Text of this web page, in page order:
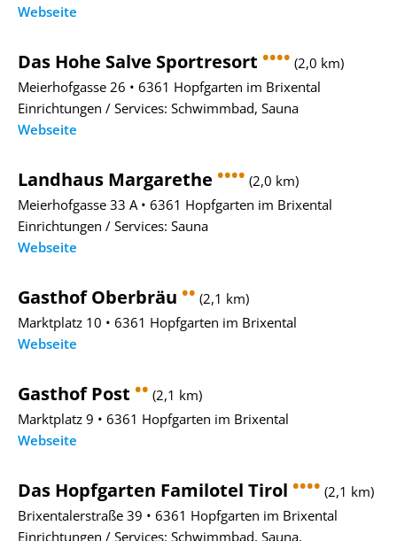
Webseite
Das Hohe Salve Sportresort •••• (2,0 km)
Meierhofgasse 26 • 6361 Hopfgarten im Brixental
Einrichtungen / Services: Schwimmbad, Sauna
Webseite
Landhaus Margarethe •••• (2,0 km)
Meierhofgasse 33 A • 6361 Hopfgarten im Brixental
Einrichtungen / Services: Sauna
Webseite
Gasthof Oberbräu •• (2,1 km)
Marktplatz 10 • 6361 Hopfgarten im Brixental
Webseite
Gasthof Post •• (2,1 km)
Marktplatz 9 • 6361 Hopfgarten im Brixental
Webseite
Das Hopfgarten Familotel Tirol •••• (2,1 km)
Brixentalerstraße 39 • 6361 Hopfgarten im Brixental
Einrichtungen / Services: Schwimmbad, Sauna,